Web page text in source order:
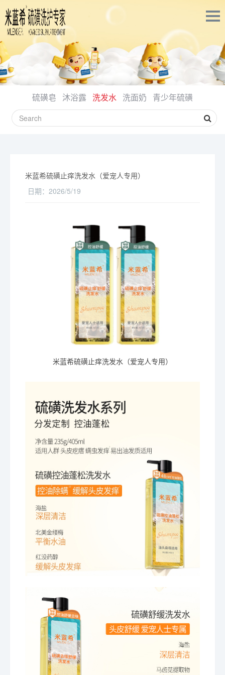
硫磺皂 沐浴露 洗发水 洗面奶 青少年硫磺
米蓝希硫磺止痒洗发水（爱宠人专用）
日期： 2026/5/19
米蓝希硫磺止痒洗发水（爱宠人专用）